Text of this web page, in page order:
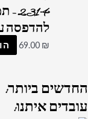
להדפסה
69.00 ₪
החדשיםביותר:
עובדיםאיתנו: